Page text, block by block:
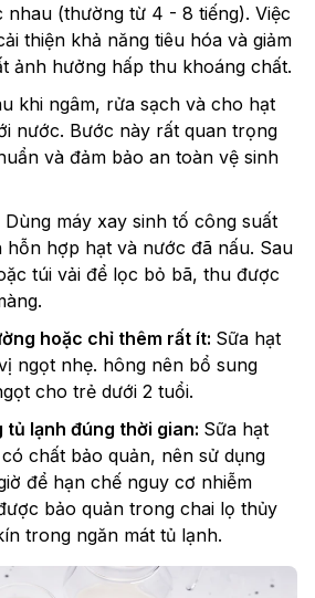
nhau (thường từ 4 - 8 tiếng). Việc
thiện khả năng tiêu hóa và giảm
ảnh hưởng hấp thu khoáng chất.
khi ngâm, rửa sạch và cho hạt
nước. Bước này rất quan trọng
và đảm bảo an toàn vệ sinh
Dùng máy xay sinh tố công suất
hỗn hợp hạt và nước đã nấu. Sau
túi vải để lọc bỏ bã, thu được
hoặc chỉ thêm rất ít: Sữa hạt
ngọt nhẹ. hông nên bổ sung
cho trẻ dưới 2 tuổi.
tủ lạnh đúng thời gian: Sữa hạt
chất bảo quản, nên sử dụng
để hạn chế nguy cơ nhiễm
bảo quản trong chai lọ thủy
trong ngăn mát tủ lạnh.